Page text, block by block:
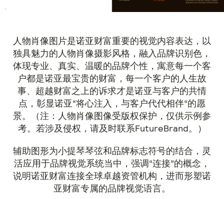
人物肖像图片是诺亚财富重要的视觉内容表达，以
独具魅力的人物肖像摄影风格，融入品牌识别色，
体现专业、真实、温暖的品牌个性，寓意每一个客
户都是诺亚最宝贵的财富，每一个客户的人生故
事、超越财富之上的诉求才是诺亚与客户的共情
点，彰显诺亚“将心注入，与客户代代相伴“的愿
景。（注：人物肖像图像受版权保护，仅供示例参
考。若涉及侵权，请及时联系FutureBrand。）
辅助图形为小提琴琴弦和品牌标志符号的结合，灵
活应用于品牌视觉系统当中，强调“连接”的概念，
说明诺亚财富连接全球卓越资管机构，进而形塑诺
亚财富专属的品牌视觉语言。